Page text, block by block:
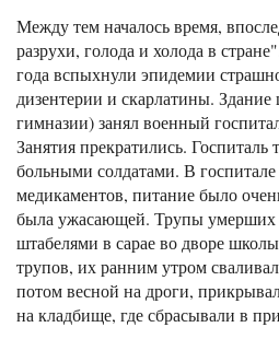
Между тем началось время,
разрухи, голода и холода в
года вспыхнули эпидемии
дизентерии и скарлатины.
гимназии) занял военный
Занятия прекратились. Госпиталь
больными солдатами. В госпитале
медикаментов, питание было
была ужасающей. Трупы умерших
штабелями в сарае во дворе
трупов, их ранним утром
потом весной на дроги,
на кладбище, где сбрасывали в